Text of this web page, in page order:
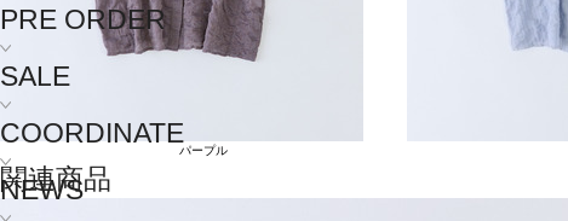
PRE ORDER
SALE
COORDINATE
NEWS
パープル
関連商品